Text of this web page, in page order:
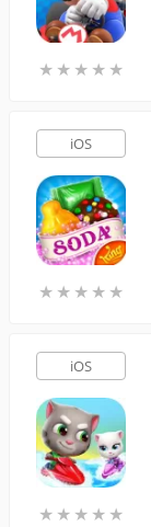
★ ★ ★ ★ ★
★ ★ ★ ★ ★
iOS
★ ★ ★ ★ ★
★ ★ ★ ★ ★
iOS
★ ★ ★ ★ ★
★ ★ ★ ★ ★